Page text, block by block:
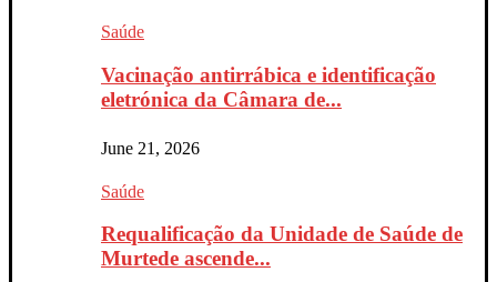
Saúde
Vacinação antirrábica e identificação
eletrónica da Câmara de...
June 21, 2026
Saúde
Requalificação da Unidade de Saúde de
Murtede ascende...